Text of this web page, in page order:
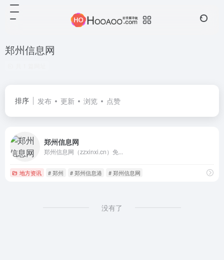
郑州信息网
排序 发布 更新 浏览 点赞
郑州信息网
郑州信息网（zzxinxi.cn）免...
地方资讯 # 郑州 # 郑州信息港 # 郑州信息网
没有了